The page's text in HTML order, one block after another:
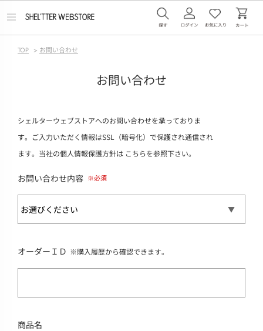
メ
TOP > お問い合わせ
お問い合わせ
シェルターウェブストアへのお問い合わせを承っておりま
す。ご入力いただく情報はSSL（暗号化）で保護され通信され
ます。当社の個人情報保護方針は こちらを参照下さい。
お問い合わせ内容
オーダーＩＤ ※購入履歴から確認できます。
商品名